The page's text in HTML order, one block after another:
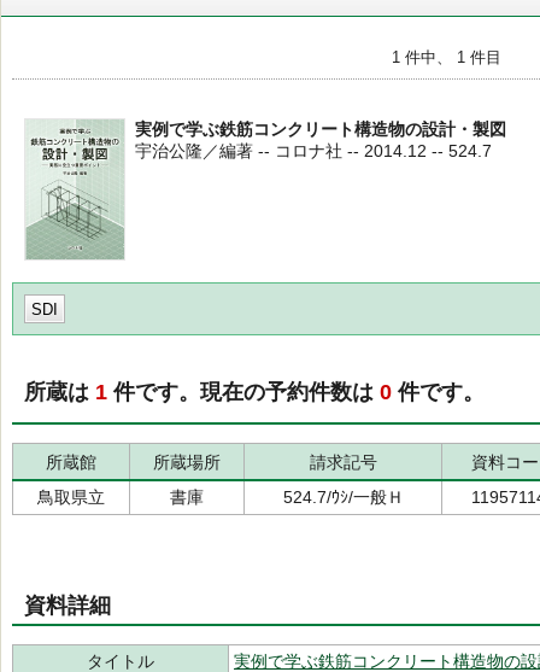
1 件中、 1 件目
実例で学ぶ鉄筋コンクリート構造物の設計・製図
宇治公隆／編著 -- コロナ社 -- 2014.12 -- 524.7
SDI
所蔵は 1 件です。現在の予約件数は 0 件です。
所蔵館 所蔵場所 請求記号
資料コ
鳥取県立
書庫 524.7/ｳｼ/一般Ｈ
資料詳細
タイトル
実例で学ぶ鉄筋コンクリート構造物の